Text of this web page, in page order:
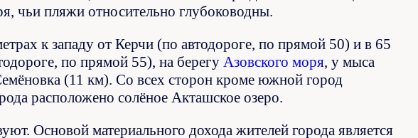
чьи пляжи относительно глубоководны.
к западу от Керчи (по автодороге, по прямой 50) и в 65
по прямой 55), на берегу Азовского моря, у мыса
(11 км). Со всех сторон кроме южной город
расположено солёное Акташское озеро.
Основой материального дохода жителей города является